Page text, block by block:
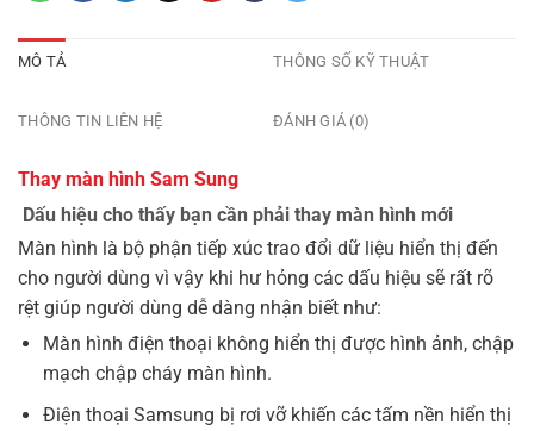
MÔ TẢ
ĐÁNH GIÁ (0)
THÔNG SỐ KỸ THUẬT
THÔNG TIN LIÊN HỆ
Thay màn hình Sam Sung
Dấu hiệu cho thấy bạn cần phải thay màn hình mới
Màn hình là bộ phận tiếp xúc trao đổi dữ liệu hiển thị đến
cho người dùng vì vậy khi hư hỏng các dấu hiệu sẽ rất rõ
rệt giúp người dùng dễ dàng nhận biết như:
Màn hình điện thoại không hiển thị được hình ảnh, chập
mạch chập cháy màn hình.
Điện thoại Samsung bị rơi vỡ khiến các tấm nền hiển thị